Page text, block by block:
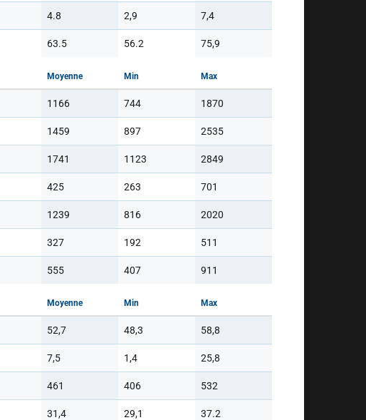
4.8 2,9 7,4
63.5 56.2 75,9
Moyenne Min Max
1166 744 1870
1459 897 2535
1741 1123 2849
425 263 701
1239 816 2020
327 192 511
555 407 911
Moyenne Min Max
52,7 48,3 58,8
7,5 1,4 25,8
461 406 532
31,4 29,1 37.2